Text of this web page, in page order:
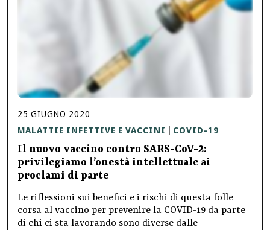
25 GIUGNO 2020
MALATTIE INFETTIVE E VACCINI
COVID-19
Il nuovo vaccino contro SARS-CoV-2:
privilegiamo l’onestà intellettuale ai
proclami di parte
Le riflessioni sui benefici e i rischi di questa folle
corsa al vaccino per prevenire la COVID-19 da parte
di chi ci sta lavorando sono diverse dalle